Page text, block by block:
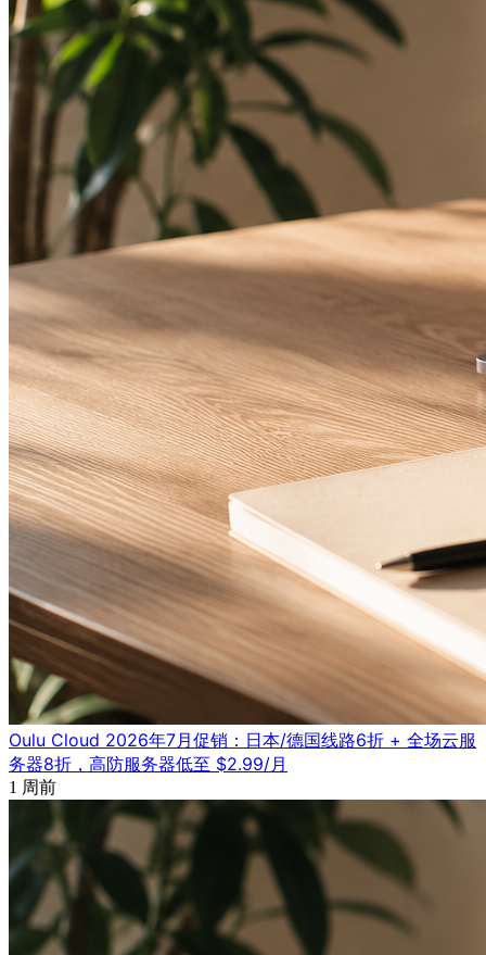
Oulu Cloud 2026年7月促销：日本/德国线路6折 + 全场云服
务器8折，高防服务器低至 $2.99/月
1 周前